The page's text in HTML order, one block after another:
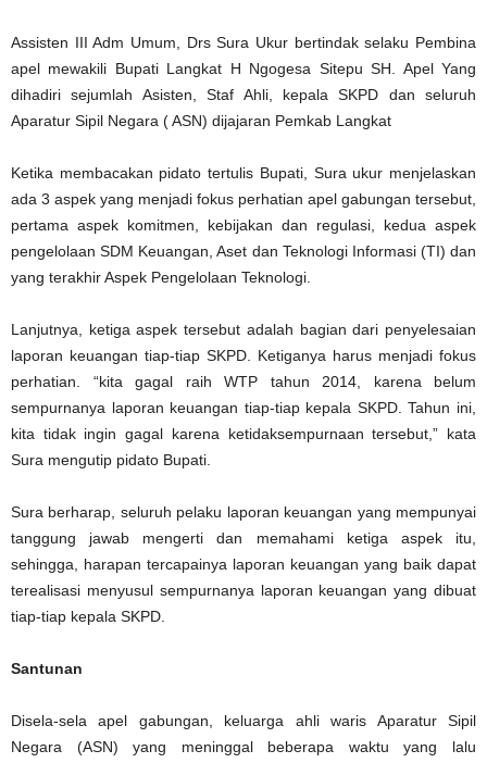
Assisten III Adm Umum, Drs Sura Ukur bertindak selaku Pembina
apel mewakili Bupati Langkat H Ngogesa Sitepu SH. Apel Yang
dihadiri sejumlah Asisten, Staf Ahli, kepala SKPD dan seluruh
Aparatur Sipil Negara ( ASN) dijajaran Pemkab Langkat
Ketika membacakan pidato tertulis Bupati, Sura ukur menjelaskan
ada 3 aspek yang menjadi fokus perhatian apel gabungan tersebut,
pertama aspek komitmen, kebijakan dan regulasi, kedua aspek
pengelolaan SDM Keuangan, Aset dan Teknologi Informasi (TI) dan
yang terakhir Aspek Pengelolaan Teknologi.
Lanjutnya, ketiga aspek tersebut adalah bagian dari penyelesaian
laporan keuangan tiap-tiap SKPD. Ketiganya harus menjadi fokus
perhatian. “kita gagal raih WTP tahun 2014, karena belum
sempurnanya laporan keuangan tiap-tiap kepala SKPD. Tahun ini,
kita tidak ingin gagal karena ketidaksempurnaan tersebut,” kata
Sura mengutip pidato Bupati.
Sura berharap, seluruh pelaku laporan keuangan yang mempunyai
tanggung jawab mengerti dan memahami ketiga aspek itu,
sehingga, harapan tercapainya laporan keuangan yang baik dapat
terealisasi menyusul sempurnanya laporan keuangan yang dibuat
tiap-tiap kepala SKPD.
Santunan
Disela-sela apel gabungan, keluarga ahli waris Aparatur Sipil
Negara (ASN) yang meninggal beberapa waktu yang lalu